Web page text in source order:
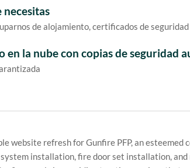
necesitas
de alojamiento, certificados de seguridad
en la nube con copias de seguridad
website refresh for Gunfire PFP, an esteemed
installation, fire door set installation,